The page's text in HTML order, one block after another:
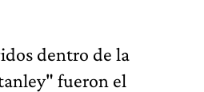
dentro de la
fueron el